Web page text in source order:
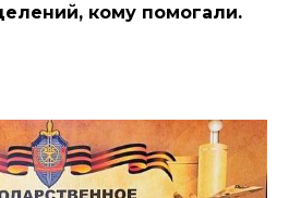
кому помогали.